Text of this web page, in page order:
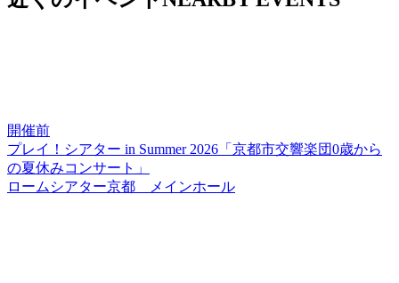
開催前
プレイ！シアター in Summer 2026「京都市交響楽団0歳から
の夏休みコンサート」
ロームシアター京都 メインホール